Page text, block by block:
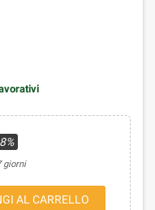
giorni
AL CARRELLO